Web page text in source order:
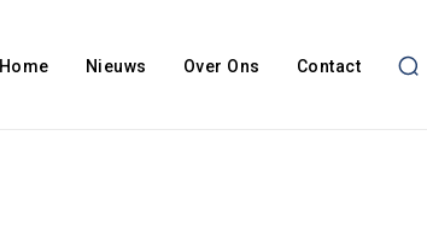
Home Nieuws Over Ons Contact